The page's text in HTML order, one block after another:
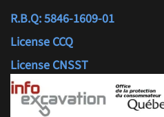
R.B.Q: 5846-1609-01
License CCQ
License CNSST